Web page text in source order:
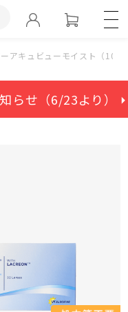
アキュビューモイスト（10箱
らせ（6/23より） ⏵